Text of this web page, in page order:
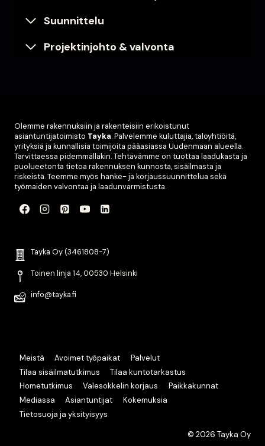
Suunnittelu
Projektinjohto & valvonta
Olemme rakennuksiin ja rakenteisiin erikoistunut
asiantuntijatoimisto Tayka. Palvelemme kuluttajia, taloyhtiöitä,
yrityksiä ja kunnallisia toimijoita pääasiassa Uudenmaan alueella.
Tarvittaessa pidemmälläkin. Tehtävämme on tuottaa laadukasta ja
puolueetonta tietoa rakennuksen kunnosta, sisäilmasta ja
riskeistä. Teemme myös hanke- ja korjaussuunnittelua sekä
työmaiden valvontaa ja laadunvarmistusta.
Tayka Oy (3461808-7)
Toinen linja 14, 00530 Helsinki
info@tayka.fi
Meistä Avoimet työpaikat
Palvelut
Tilaa sisäilmatutkimus
Tilaa kuntotarkastus
Hometutkimus
Valesokkelin korjaus
Paikkakunnat
Mediassa
Asiantuntijat
Kokemuksia
Tietosuoja ja yksityisyys
© 2026 Tayka Oy